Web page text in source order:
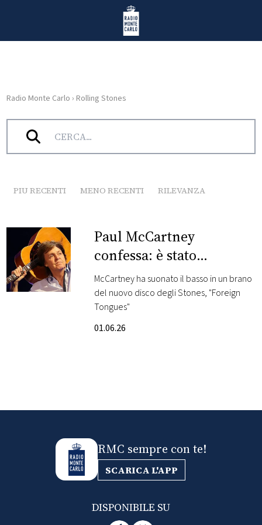
Radio Monte Carlo
HOME
RADIO
NEWS
FOTO
PRINCIPATO
MONACO
Radio Monte Carlo › Rolling Stones
Tag:Rolling Stones
PIU RECENTI MENO RECENTI RILEVANZA
Paul McCartney
confessa: è stato
emozionante suonare
con i Rolling Stones!
McCartney ha suonato il basso in un brano
del nuovo disco degli Stones, "Foreign
Tongues"
01.06.26
RMC sempre con te!
SCARICA L'APP
DISPONIBILE SU